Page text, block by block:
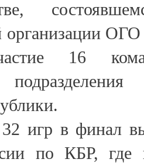
организации
16
32 игр в
по КБР, где